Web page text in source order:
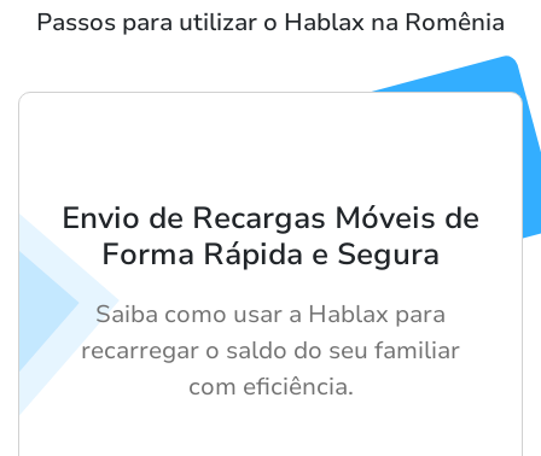
Passos para utilizar o Hablax na Romênia
Envio de Recargas Móveis de
Forma Rápida e Segura
Saiba como usar a Hablax para
recarregar o saldo do seu familiar
com eficiência.